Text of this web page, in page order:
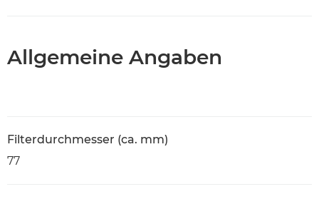
Allgemeine Angaben
Filterdurchmesser (ca. mm)
77